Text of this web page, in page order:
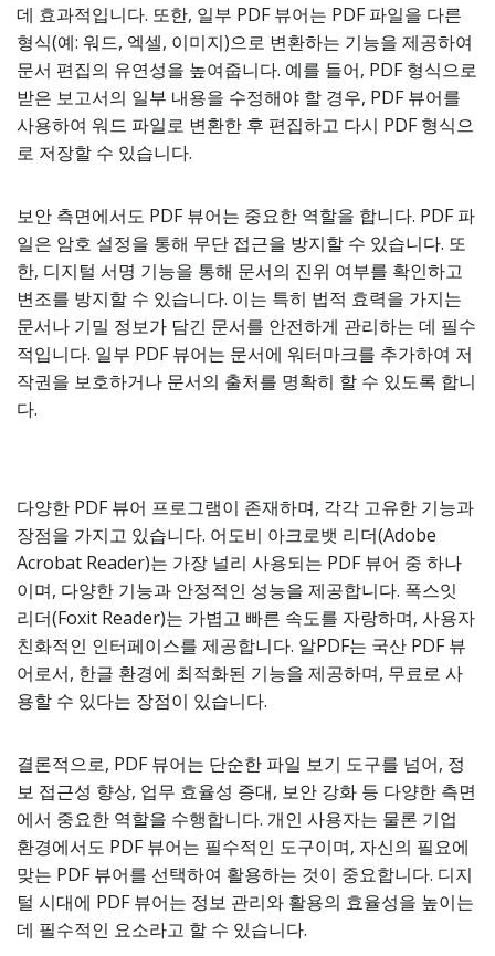
데 효과적입니다. 또한, 일부 PDF 뷰어는 PDF 파일을 다른
형식(예: 워드, 엑셀, 이미지)으로 변환하는 기능을 제공하여
문서 편집의 유연성을 높여줍니다. 예를 들어, PDF 형식으로
받은 보고서의 일부 내용을 수정해야 할 경우, PDF 뷰어를
사용하여 워드 파일로 변환한 후 편집하고 다시 PDF 형식으
로 저장할 수 있습니다.
보안 측면에서도 PDF 뷰어는 중요한 역할을 합니다. PDF 파
일은 암호 설정을 통해 무단 접근을 방지할 수 있습니다. 또
한, 디지털 서명 기능을 통해 문서의 진위 여부를 확인하고
변조를 방지할 수 있습니다. 이는 특히 법적 효력을 가지는
문서나 기밀 정보가 담긴 문서를 안전하게 관리하는 데 필수
적입니다. 일부 PDF 뷰어는 문서에 워터마크를 추가하여 저
작권을 보호하거나 문서의 출처를 명확히 할 수 있도록 합니
다.
다양한 PDF 뷰어 프로그램이 존재하며, 각각 고유한 기능과
장점을 가지고 있습니다. 어도비 아크로뱃 리더(Adobe
Acrobat Reader)는 가장 널리 사용되는 PDF 뷰어 중 하나
이며, 다양한 기능과 안정적인 성능을 제공합니다. 폭스잇
리더(Foxit Reader)는 가볍고 빠른 속도를 자랑하며, 사용자
친화적인 인터페이스를 제공합니다. 알PDF는 국산 PDF 뷰
어로서, 한글 환경에 최적화된 기능을 제공하며, 무료로 사
용할 수 있다는 장점이 있습니다.
결론적으로, PDF 뷰어는 단순한 파일 보기 도구를 넘어, 정
보 접근성 향상, 업무 효율성 증대, 보안 강화 등 다양한 측면
에서 중요한 역할을 수행합니다. 개인 사용자는 물론 기업
환경에서도 PDF 뷰어는 필수적인 도구이며, 자신의 필요에
맞는 PDF 뷰어를 선택하여 활용하는 것이 중요합니다. 디지
털 시대에 PDF 뷰어는 정보 관리와 활용의 효율성을 높이는
데 필수적인 요소라고 할 수 있습니다.